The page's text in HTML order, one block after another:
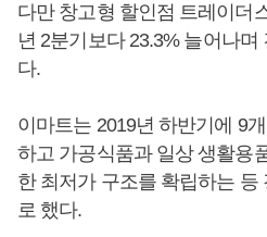
다만 창고형 할인점 트레이더
년 2분기보다 23.3% 늘어나
다.
이마트는 2019년 하반기에 9
하고 가공식품과 일상 생활용
한 최저가 구조를 확립하는 등
로 했다.